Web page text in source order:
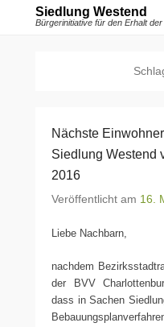
Siedlung Westend
Bürgerinitiative für den Erhalt
Nächste
Siedlung Westend
2016
Veröffentlicht am 16.
Liebe Nachbarn,
nachdem
der BVV
dass in Sachen